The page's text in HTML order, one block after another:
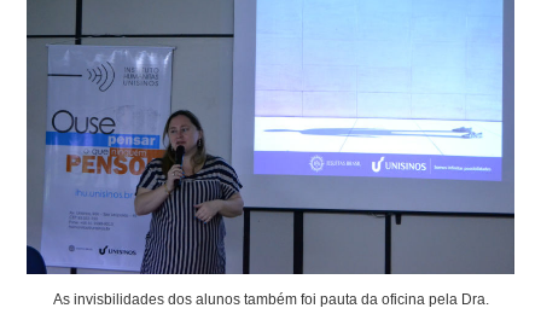
As invisbilidades dos alunos também foi pauta da oficina pela Dra.